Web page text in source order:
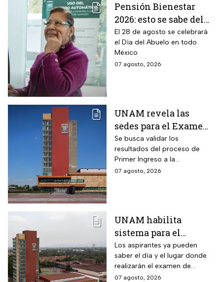
Pensión Bienestar
2026: esto se sabe del
pago por el Día del
Abuelo en agosto
El 28 de agosto se celebrará
el Día del Abuelo en todo
México
07 agosto, 2026
UNAM revela las
sedes para el Examen
de control 2026;
consulta dónde será
Se busca validar los
resultados del proceso de
Primer Ingreso a la
Licenciatura luego de
07 agosto, 2026
UNAM habilita
sistema para el
examen de control: así
puedes consultar
fecha, hora y sede
Los aspirantes ya pueden
saber el día y el lugar donde
realizarán el examen de
control de forma presencial
07 agosto, 2026